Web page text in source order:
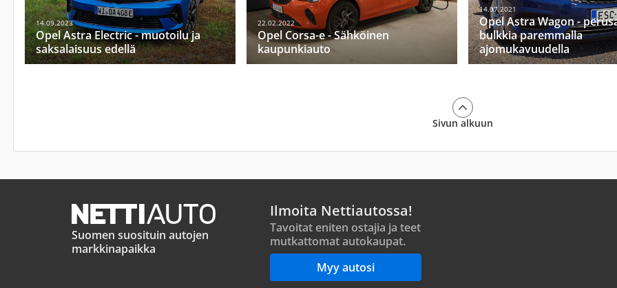
14.09.2023
Opel Astra Electric - muotoilu ja
saksalaisuus edellä
22.02.2022
Opel Corsa-e - Sähköinen
kaupunkiauto
14.07.2021
Opel Astra Wagon -
bulkkia paremmalla
ajomukavuudella
Sivun alkuun
Suomen suosituin autojen
markkinapaikka
Ilmoita Nettiautossa!
Tavoitat eniten ostajia ja teet
mutkattomat autokaupat.
Myy autosi